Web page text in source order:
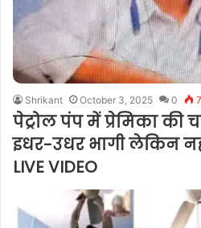
Shrikant October 3, 2025 0
पेट्रोल पंप में प्रेमिका की
इधर-उधर भागी लेकिन
LIVE VIDEO